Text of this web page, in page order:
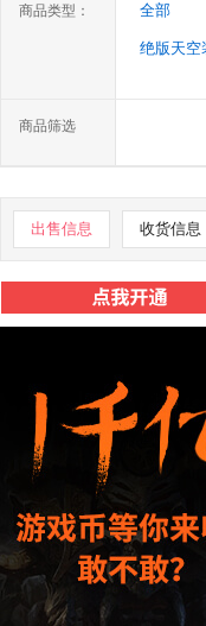
商品类型： 全部
绝版天空
商品筛选
出售信息 收货信息